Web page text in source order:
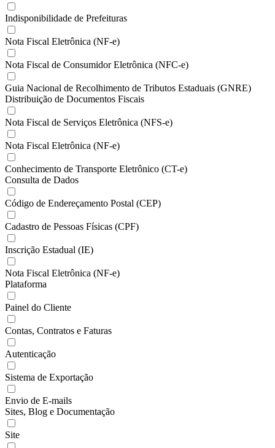
Indisponibilidade de Prefeituras
Nota Fiscal Eletrônica (NF-e)
Nota Fiscal de Consumidor Eletrônica (NFC-e)
Guia Nacional de Recolhimento de Tributos Estaduais (GNRE)
Distribuição de Documentos Fiscais
Nota Fiscal de Serviços Eletrônica (NFS-e)
Nota Fiscal Eletrônica (NF-e)
Conhecimento de Transporte Eletrônico (CT-e)
Consulta de Dados
Código de Endereçamento Postal (CEP)
Cadastro de Pessoas Físicas (CPF)
Inscrição Estadual (IE)
Nota Fiscal Eletrônica (NF-e)
Plataforma
Painel do Cliente
Contas, Contratos e Faturas
Autenticação
Sistema de Exportação
Envio de E-mails
Sites, Blog e Documentação
Site